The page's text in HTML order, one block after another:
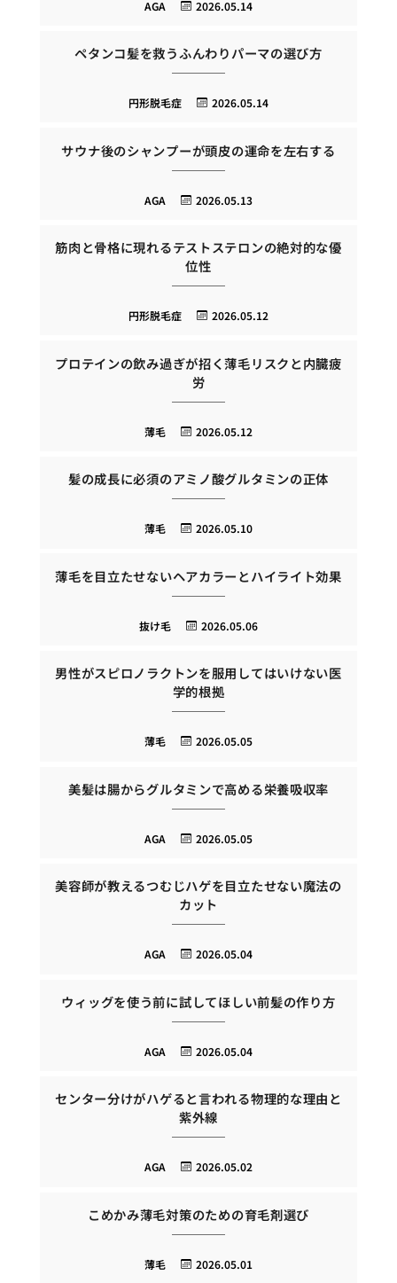
2026.05.14
AGA
ペタンコ髪を救うふんわりパーマの選び方
2026.05.14
円形脱毛症
サウナ後のシャンプーが頭皮の運命を左右する
2026.05.13
AGA
筋肉と骨格に現れるテストステロンの絶対的な優
位性
2026.05.12
円形脱毛症
プロテインの飲み過ぎが招く薄毛リスクと内臓疲
労
2026.05.12
薄毛
髪の成長に必須のアミノ酸グルタミンの正体
2026.05.10
薄毛
薄毛を目立たせないヘアカラーとハイライト効果
2026.05.06
抜け毛
男性がスピロノラクトンを服用してはいけない医
学的根拠
2026.05.05
薄毛
美髪は腸からグルタミンで高める栄養吸収率
2026.05.05
AGA
美容師が教えるつむじハゲを目立たせない魔法の
カット
2026.05.04
AGA
ウィッグを使う前に試してほしい前髪の作り方
2026.05.04
AGA
センター分けがハゲると言われる物理的な理由と
紫外線
2026.05.02
AGA
こめかみ薄毛対策のための育毛剤選び
2026.05.01
薄毛